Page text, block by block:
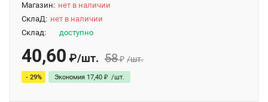
Магазин: нет в наличии
СклаД: нет в наличии
Склад:
доступно
40,60 ₽/шт. 58₽ /шт.
- 29% Экономия 17,40 ₽ /шт.